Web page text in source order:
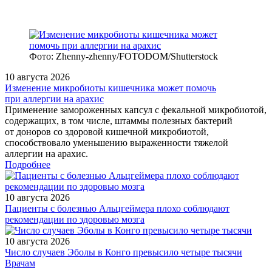
Фото: Zhenny-zhenny/FOTODOM/Shutterstock
10 августа 2026
Изменение микробиоты кишечника может помочь
при аллергии на арахис
Применение замороженных капсул с фекальной микробиотой,
содержащих, в том числе, штаммы полезных бактерий
от доноров со здоровой кишечной микробиотой,
способствовало уменьшению выраженности тяжелой
аллергии на арахис.
Подробнее
10 августа 2026
Пациенты с болезнью Альцгеймера плохо соблюдают
рекомендации по здоровью мозга
10 августа 2026
Число случаев Эболы в Конго превысило четыре тысячи
/legislation/other/Prikaz-Ministerstva-zdravookhraneniya-
Врачам